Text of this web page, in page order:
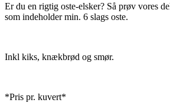
Er du en rigtig oste-elsker? Så prøv vores
som indeholder min. 6 slags oste.
Inkl kiks, knækbrød og smør.
*Pris pr. kuvert*